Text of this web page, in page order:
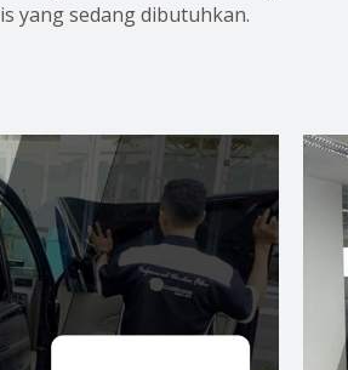
yang sedang dibutuhkan.